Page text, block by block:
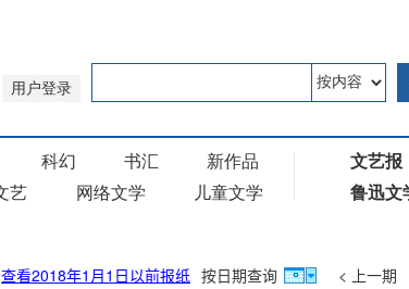
查看2018年1月1日以前报纸 按日期查询 < 上一期